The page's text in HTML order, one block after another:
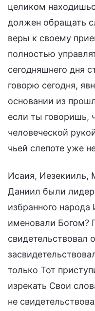
Исаия, Иезекииль,
Даниил были
избранного
именовали Богом?
свидетельствовал
только Тот
изрекать Свои
не